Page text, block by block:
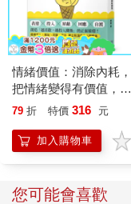
情緒價值：消除內耗，
把情緒變得有價值，跟
誰都能自在相處
79 折 特價 316 元
加入購物車
您可能會喜歡